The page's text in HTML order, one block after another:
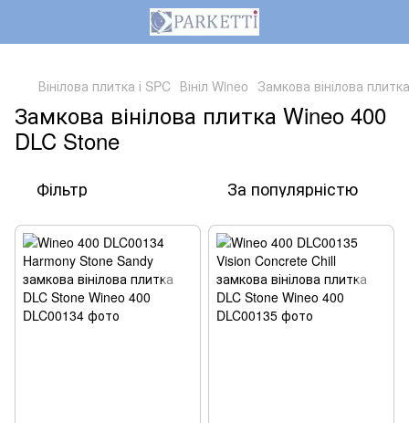
Вінілова плитка і SPC Вініл Wineo Замкова вінілова
Замкова вінілова плитка Wineo 400
DLC Stone
Фільтр За популярністю